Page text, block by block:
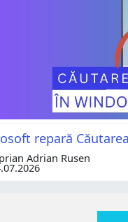
privată este
internet puțin
normală.
nu-ți
de
site-urilor
repară
Adrian Rusen